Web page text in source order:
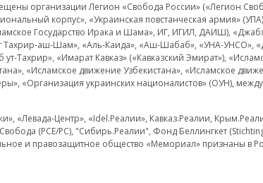
организации Легион «Свобода России» («Легион
корпус», «Украинская повстанческая армия»
Государство Ирака и Шама», ИГ, ИГИЛ, ДАИШ),
Тахрир-аш-Шам», «Аль-Каида», «Аш-Шабаб», «УНА-УНСО»,
ут-Тахрир», «Имарат Кавказ» («Кавказский Эмират»),
«Исламское движение Узбекистана», «Исламское
«Организация украинских националистов» (ОУН),
«Левада-Центр», «Idel.Реалии», Кавказ.Реалии,
(PCE/PC), "Сибирь.Реалии", Фонд Беллингкет
и правозащитное общество «Мемориал» признаны в